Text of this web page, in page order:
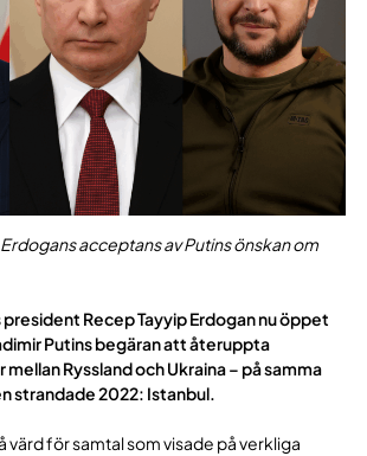
acceptans av Putins önskan om
president Recep Tayyip Erdogan nu öppet
Putins begäran att återuppta
Ryssland och Ukraina – på samma
strandade 2022: Istanbul.
värd för samtal som visade på verkliga